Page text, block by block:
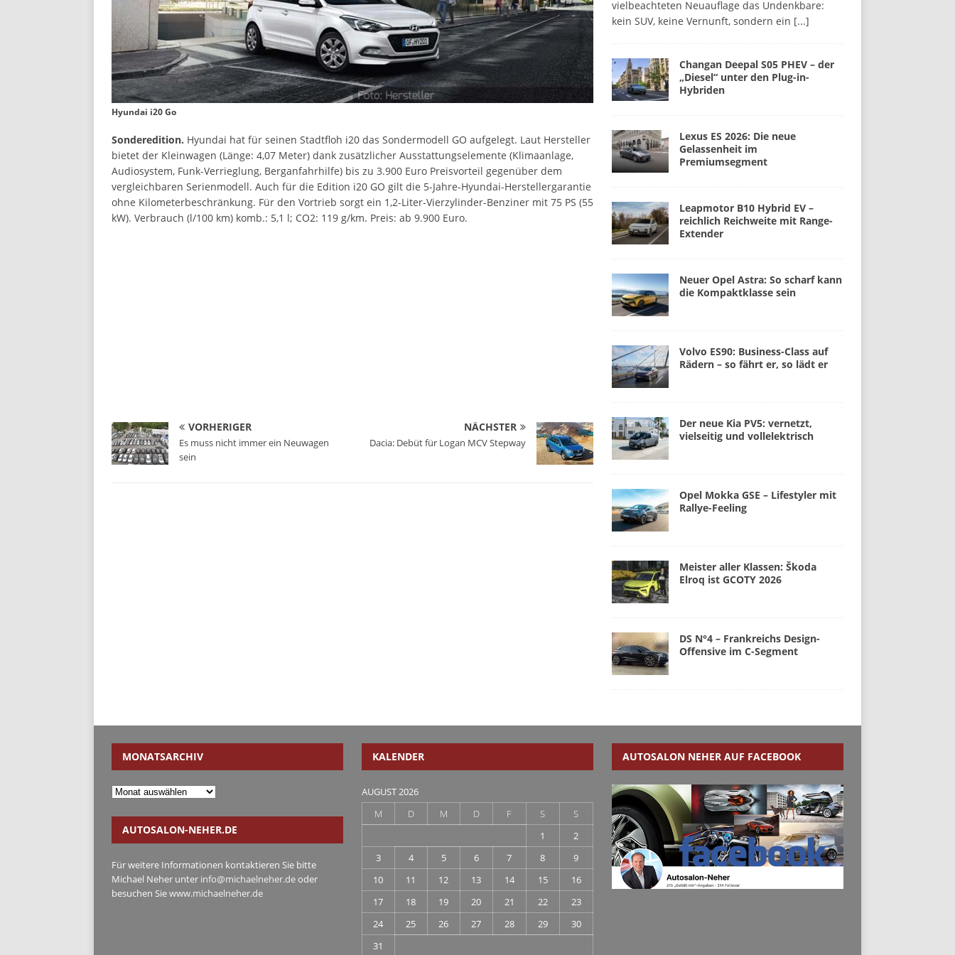
Hyundai i20 Go
Sonderedition. Hyundai hat für seinen Stadtfloh i20 das Sondermodell GO aufgelegt. Laut Hersteller
bietet der Kleinwagen (Länge: 4,07 Meter) dank zusätzlicher Ausstattungselemente (Klimaanlage,
Audiosystem, Funk-Verrieglung, Berganfahrhilfe) bis zu 3.900 Euro Preisvorteil gegenüber dem
vergleichbaren Serienmodell. Auch für die Edition i20 GO gilt die 5-Jahre-Hyundai-Herstellergarantie
ohne Kilometerbeschränkung. Für den Vortrieb sorgt ein 1,2-Liter-Vierzylinder-Benziner mit 75 PS (55
kW). Verbrauch (l/100 km) komb.: 5,1 l; CO2: 119 g/km. Preis: ab 9.900 Euro.
VORHERIGER
Es muss nicht immer ein Neuwagen
sein
NÄCHSTER
Dacia: Debüt für Logan MCV Stepway
vielbeachteten Neuauflage das Undenkbare:
kein SUV, keine Vernunft, sondern ein [...]
Changan Deepal S05 PHEV – der
„Diesel“ unter den Plug-in-
Hybriden
Lexus ES 2026: Die neue
Gelassenheit im
Premiumsegment
Leapmotor B10 Hybrid EV –
reichlich Reichweite mit Range-
Extender
Neuer Opel Astra: So scharf kann
die Kompaktklasse sein
Volvo ES90: Business-Class auf
Rädern – so fährt er, so lädt er
Der neue Kia PV5: vernetzt,
vielseitig und vollelektrisch
Opel Mokka GSE – Lifestyler mit
Rallye-Feeling
Meister aller Klassen: Škoda
Elroq ist GCOTY 2026
DS N°4 – Frankreichs Design-
Offensive im C-Segment
MONATSARCHIV
AUTOSALON-NEHER.DE
Für weitere Informationen kontaktieren Sie bitte
Michael Neher unter info@michaelneher.deoder
besuchen Siewww.michaelneher.de
KALENDER
AUGUST 2026
M
D M D F S
S
1
2
3
4 5 6 7 8
9
10
11 12 13 14 15
16
17
18 19 20 21 22
23
24
25 26 27 28 29
30
31
AUTOSALON NEHER AUF FACEBOOK